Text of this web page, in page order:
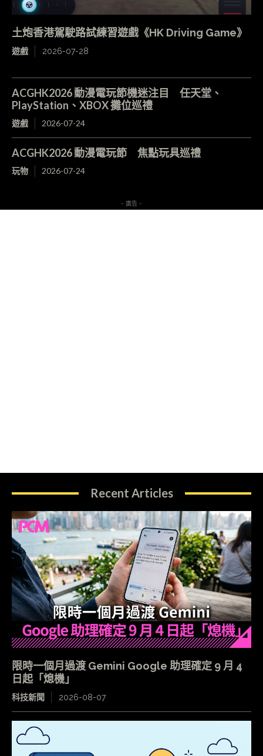
土炮香港駕駛路試練習遊戲《HK Driving Game》
遊戲 2026-07-28
ACGHK2026 動漫電玩節機迷注目 任天堂、
PlayStation、XBOX 攤位巡禮
遊戲 2026-07-24
ACGHK2026 動漫電玩節 焦點玩具巡禮
玩物 2026-07-24
- 廣告 -
Recent Articles
限時一個月過渡 Gemini Google 助理確定 9 月 4
日起「熄機」
科技新聞 2026-08-07